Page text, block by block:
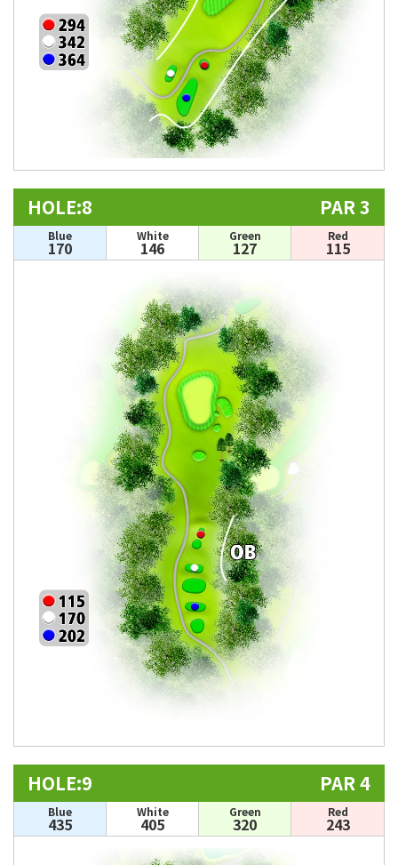
HOLE:8 PAR 3
Blue
170
White
146
Green
127
Red
115
HOLE:9 PAR 4
Blue
435
White
405
Green
320
Red
243